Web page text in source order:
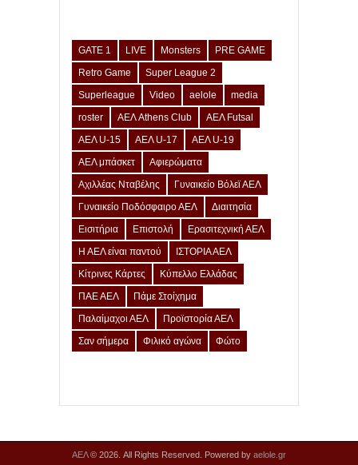
GATE 1 LIVE Monsters
PRE GAME
Retro Game
Super League 2
Superleague
Video aelole
media
roster
ΑΕΛ Athens Club
ΑΕΛ Futsal
ΑΕΛ U-15
ΑΕΛ U-17
ΑΕΛ U-19
ΑΕΛ μπάσκετ
Αφιερώματα
Αχιλλέας Νταβέλης
Γυναικείο Βόλεϊ ΑΕΛ
Γυναικείο Ποδόσφαιρο ΑΕΛ
Διαιτησία
Εισιτήρια
Επιστολή
Ερασιτεχνική ΑΕΛ
Η ΑΕΛ είναι παντού
ΙΣΤΟΡΙΑ ΑΕΛ
Κίτρινες Κάρτες
Κύπελλο Ελλάδας
ΠΑΕ ΑΕΛ
Πάμε Στοίχημα
Παλαίμαχοι ΑΕΛ
Προϊστορία ΑΕΛ
Σαν σήμερα
Φιλικό αγώνα Φώτο
ΑΕΛ© 2026. All Rights Reserved. Powered by aelole.gr